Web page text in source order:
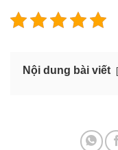
Nội dung bài viết